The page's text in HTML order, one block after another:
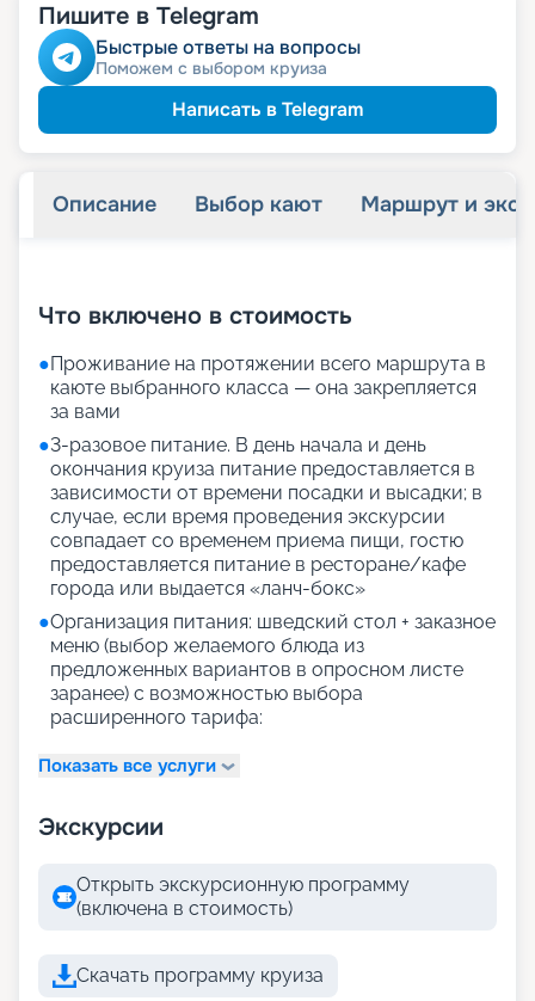
Пишите в Telegram
Быстрые ответы на вопросы
Поможем с выбором круиза
Написать в Telegram
Описание Выбор кают Маршрут и
Что включено в стоимость
●Проживание на протяжении всего маршрута в
каюте выбранного класса — она закрепляется
за вами
●3-разовое питание. В день начала и день
окончания круиза питание предоставляется в
зависимости от времени посадки и высадки; в
случае, если время проведения экскурсии
совпадает со временем приема пищи, гостю
предоставляется питание в ресторане/кафе
города или выдается «ланч-бокс»
●Организация питания: шведский стол + заказное
меню (выбор желаемого блюда из
предложенных вариантов в опросном листе
заранее) с возможностью выбора
расширенного тарифа:
Показать все услуги
Экскурсии
Открыть экскурсионную программу
(включена в стоимость)
Скачать программу круиза